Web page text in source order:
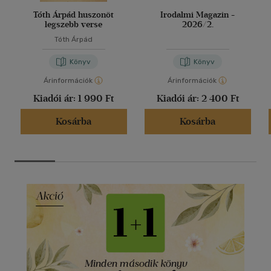
Tóth Árpád huszonöt
legszebb verse
Tóth Árpád
Könyv
Árinformációk
Kiadói ár: 1 990 Ft
Kosárba
Irodalmi Magazin -
2026/2.
Könyv
Árinformációk
Kiadói ár: 2 400 Ft
Kosárba